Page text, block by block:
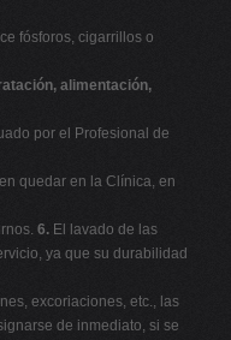
fósforos, cigarrillos o
alimentación,
por el Profesional de
quedar en la Clínica, en
6. El lavado de las
ya que su durabilidad
excoriaciones, etc., las
de inmediato, si se